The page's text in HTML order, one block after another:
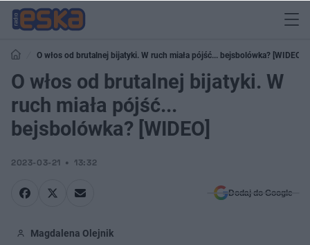
O włos od brutalnej bijatyki. W ruch miała pójść... bejsbolówka? [WIDEO]
O włos od brutalnej bijatyki. W
ruch miała pójść...
bejsbolówka? [WIDEO]
2023-03-21 13:32
Dodaj do Google
Magdalena Olejnik